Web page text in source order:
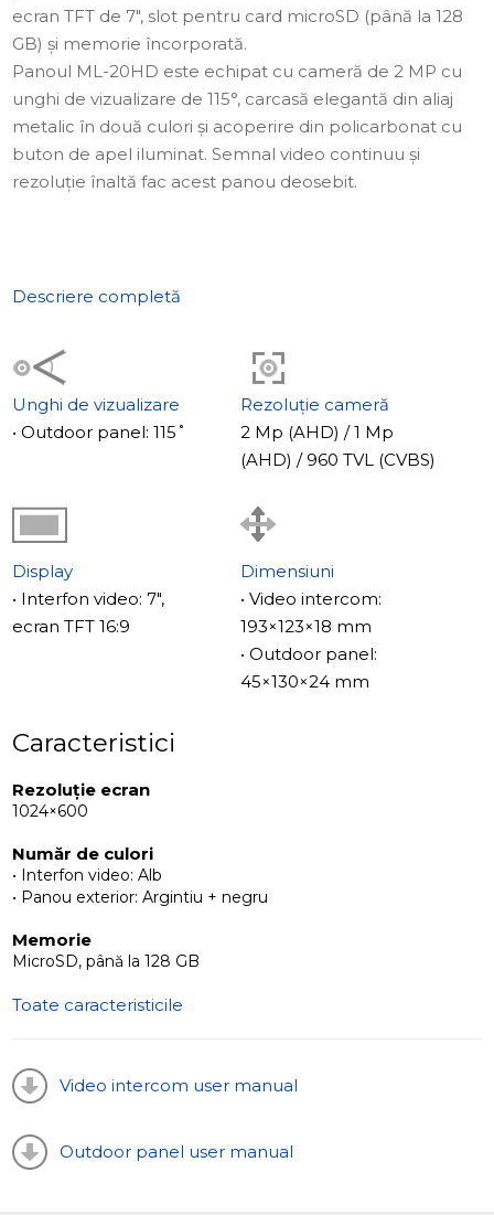
ecran TFT de 7", slot pentru card microSD (până la 128
GB) și memorie încorporată.
Panoul ML-20HD este echipat cu cameră de 2 MP cu
unghi de vizualizare de 115°, carcasă elegantă din aliaj
metalic în două culori și acoperire din policarbonat cu
buton de apel iluminat. Semnal video continuu și
rezoluție înaltă fac acest panou deosebit.
Descriere completă
Unghi de vizualizare
• Outdoor panel: 115˚
Rezoluție cameră
2 Mp (AHD) / 1 Mp
(AHD) / 960 TVL (CVBS)
Display
• Interfon video: 7",
ecran TFT 16:9
Dimensiuni
• Video intercom:
193×123×18 mm
• Outdoor panel:
45×130×24 mm
Caracteristici
Rezoluție ecran
1024×600
Număr de culori
• Interfon video: Alb
• Panou exterior: Argintiu + negru
Memorie
MicroSD, până la 128 GB
Toate caracteristicile
Video intercom user manual
Outdoor panel user manual